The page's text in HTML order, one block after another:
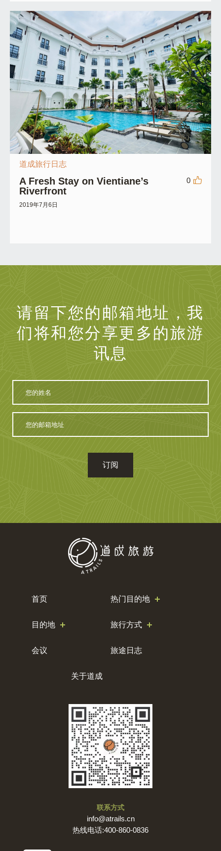
道成旅行日志
A Fresh Stay on Vientiane’s
Riverfront
0
2019年7月6日
请留下您的邮箱地址，我
们将和您分享更多的旅游
讯息
您
名
箱
首页 热门目的地
目的地 旅行方式
会议 旅途日志
关于道成
联系方式
info@atrails.cn
热线电话:400-860-0836